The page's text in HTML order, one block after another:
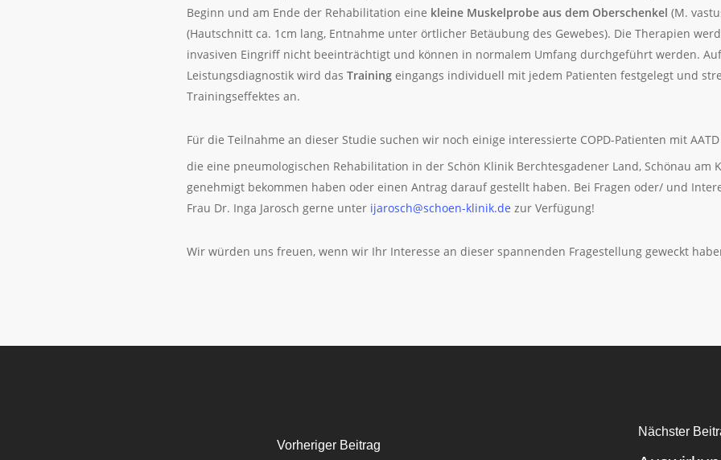
Beginn und am Ende der Rehabilitation eine kleine Muskelprobe aus dem Oberschenkel (M.
(Hautschnitt ca. 1cm lang, Entnahme unter örtlicher Betäubung des Gewebes). Die Therapien
invasiven Eingriff nicht beeinträchtigt und können in normalem Umfang durchgeführt werden.
Leistungsdiagnostik wird dasTraining eingangs individuell mit jedem Patienten festgelegt und
Trainingseffektes an.
Für die Teilnahme an dieser Studie suchen wir noch einige interessierte COPD-Patienten mit AATD
die eine pneumologischen Rehabilitation in der Schön Klinik Berchtesgadener Land, Schönau am
genehmigt bekommen haben oder einen Antrag darauf gestellt haben. Bei Fragen oder/ und
Frau Dr. Inga Jarosch gerne unter ijarosch@schoen-klinik.de zur Verfügung!
Wir würden uns freuen, wenn wir Ihr Interesse an dieser spannenden Fragestellung geweckt
Vorheriger Beitrag
Nächster